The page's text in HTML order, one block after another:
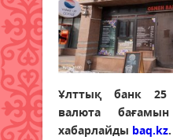
Ұлттық банк 25
валюта
хабарлайды baq.kz.